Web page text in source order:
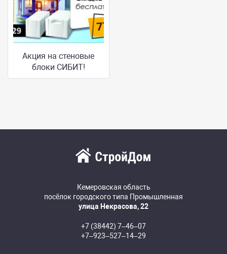
Акция на стеновые
блоки СИБИТ!
Кемеровская область
посёлок городского типа Промышленная
улица Некрасова, 22
+7 (38442) 7‒46‒07
+7‒923‒527‒14‒29